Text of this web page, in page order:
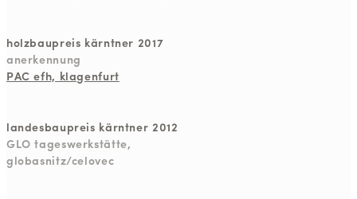
holzbaupreis kärntner 2017
anerkennung
PAC efh, klagenfurt
landesbaupreis kärntner 2012
GLO tageswerkstätte,
globasnitz/celovec